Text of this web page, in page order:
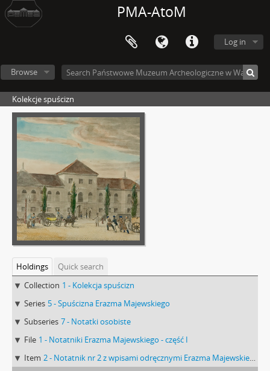
PMA-AtoM
Log in
Browse
Kolekcje spuścizn
Holdings
Quick search
Collection 1 - Kolekcja spuścizn
Series 5 - Spuścizna Erazma Majewskiego
Subseries 7 - Notatki osobiste
File 1 - Notatniki Erazma Majewskiego - część I
Item 2 - Notatnik nr 2 z wpisami odręcznymi Erazma Majewskiego z okresu 01.12.1874 r.-01.09.1875 r.